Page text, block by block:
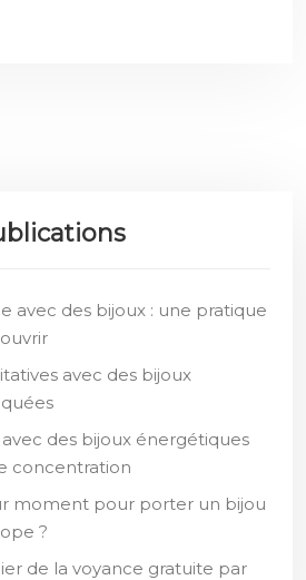
avec des bijoux : une pratique
avec des bijoux
des bijoux énergétiques
concentration
moment pour porter un bijou
?
de la voyance gratuite par